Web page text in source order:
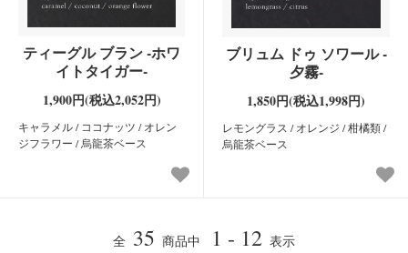
ティーグル ブラン -ホワ
イトタイガー-
1,900円(税込2,052円)
キャラメル / ココナッツ / オレン
ジフラワー / 烏龍茶ベース
ブリュム ドゥ ソワール -
夕霧-
1,850円(税込1,998円)
レモングラス / オレンジ / 柑橘類 /
烏龍茶ベース
全 35 商品中 1 - 12 表示